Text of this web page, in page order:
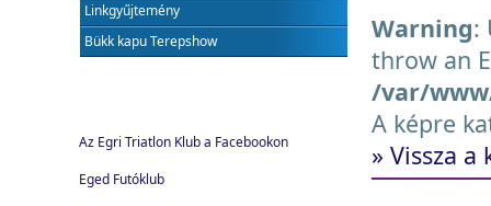
Linkgyűjtemény
Bükk kapu Terepshow
Az Egri Triatlon Klub a Facebookon
Eged Futóklub
Warning:
throw an
/var/
A képre
» Vissza